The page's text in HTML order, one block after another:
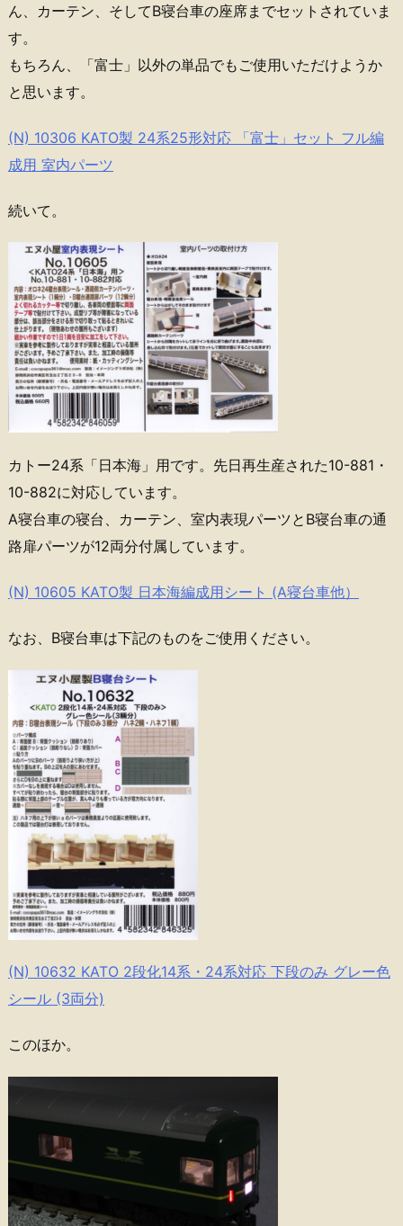
ん、カーテン、そしてB寝台車の座席までセットされていま
す。
もちろん、「富士」以外の単品でもご使用いただけようか
と思います。
(N) 10306 KATO製 24系25形対応 「富士」セット フル編
成用 室内パーツ
続いて。
カトー24系「日本海」用です。先日再生産された10-881・
10-882に対応しています。
A寝台車の寝台、カーテン、室内表現パーツとB寝台車の通
路扉パーツが12両分付属しています。
(N) 10605 KATO製 日本海編成用シート (A寝台車他）
なお、B寝台車は下記のものをご使用ください。
(N) 10632 KATO 2段化14系・24系対応 下段のみ グレー色
シール (3両分)
このほか。